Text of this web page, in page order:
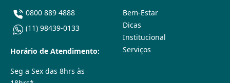
0800 889 4888
(11) 98439-0133
Horário de Atendimento:
Seg a Sex das 8hrs às
Bem-Estar
Dicas
Institucional
Serviços